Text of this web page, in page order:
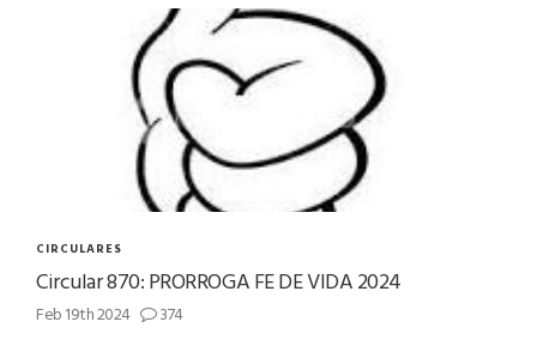
CIRCULARES
Circular 870: PRORROGA FE DE VIDA 2024
Feb 19th 2024 374